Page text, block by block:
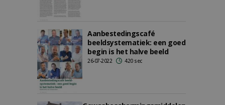
Aanbestedingscafé
beeldsystematiek: een goed
begin is het halve beeld
26-07-2022 420 sec